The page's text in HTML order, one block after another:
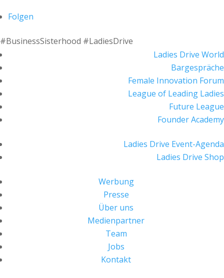
Folgen
#BusinessSisterhood #LadiesDrive
Ladies Drive World
Bargespräche
Female Innovation Forum
League of Leading Ladies
Future League
Founder Academy
Ladies Drive Event-Agenda
Ladies Drive Shop
Werbung
Presse
Über uns
Medienpartner
Team
Jobs
Kontakt